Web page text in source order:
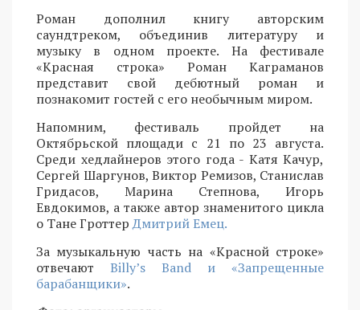
Роман дополнил книгу авторским
саундтреком, объединив литературу и
музыку в одном проекте. На фестивале
«Красная строка» Роман Каграманов
представит свой дебютный роман и
познакомит гостей с его необычным миром.
Напомним, фестиваль пройдет на
Октябрьской площади с 21 по 23 августа.
Среди хедлайнеров этого года - Катя Качур,
Сергей Шаргунов, Виктор Ремизов, Станислав
Гридасов, Марина Степнова, Игорь
Евдокимов, а также автор знаменитого цикла
о Тане ГроттерДмитрий Емец.
За музыкальную часть на «Красной строке»
отвечают Billy’s Band и «Запрещенные
барабанщики».